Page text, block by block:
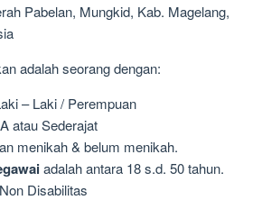
Pabelan, Mungkid, Kab. Magelang,
adalah seorang dengan:
– Laki / Perempuan
atau Sederajat
menikah & belum menikah.
adalah antara 18 s.d. 50 tahun.
Disabilitas